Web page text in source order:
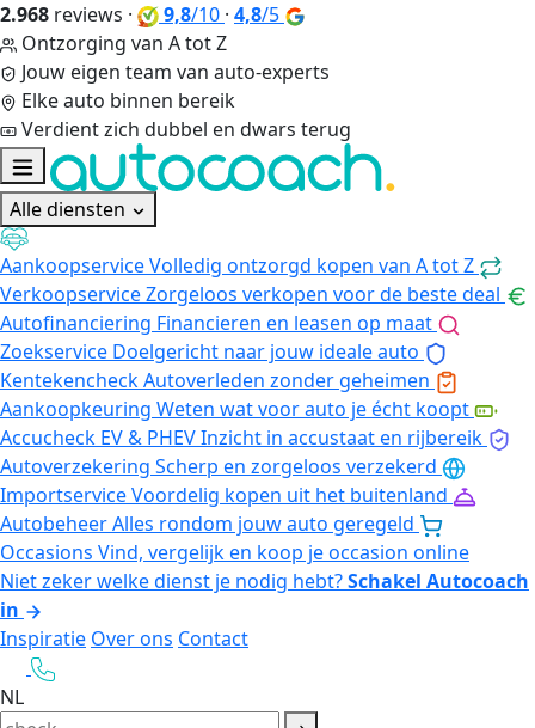
2.968 reviews · 9,8/10 · 4,8/5
Ontzorging van A tot Z
Jouw eigen team van auto-experts
Elke auto binnen bereik
Verdient zich dubbel en dwars terug
Alle diensten
AankoopserviceVolledig ontzorgd kopen van A tot Z
VerkoopserviceZorgeloos verkopen voor de beste deal
Autofinanciering Financieren en leasen op maat
Zoekservice Doelgericht naar jouw ideale auto
KentekencheckAutoverleden zonder geheimen
Aankoopkeuring Weten wat voor auto je écht koopt
Accucheck EV & PHEVInzicht in accustaat en rijbereik
Autoverzekering Scherp en zorgeloos verzekerd
ImportserviceVoordelig kopen uit het buitenland
AutobeheerAlles rondom jouw auto geregeld
Occasions Vind, vergelijk en koop je occasion online
Niet zeker welke dienst je nodig hebt?Schakel Autocoach
in
Inspiratie Over ons Contact
NL